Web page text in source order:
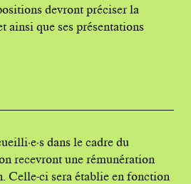
devront préciser la
ainsi que ses présentations
dans le cadre du
recevront une rémunération
Celle-ci sera établie en fonction